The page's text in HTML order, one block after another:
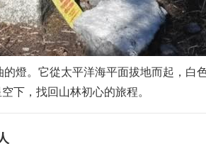
的燈。它從太平洋海平面拔地而起，
下，找回山林初心的旅程。